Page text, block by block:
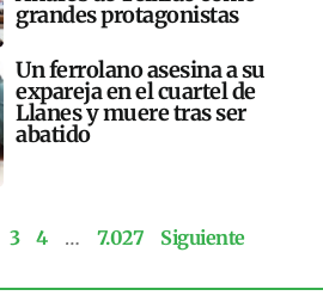
grandes protagonistas
Un ferrolano asesina a su
expareja en el cuartel de
Llanes y muere tras ser
abatido
3 4 … 7.027 Siguiente